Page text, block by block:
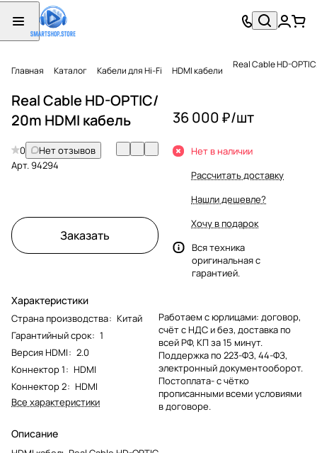
Главная Каталог Кабели для Hi-Fi HDMI кабели Real Cable HD-
Real Cable HD-OPTIC/
20m HDMI кабель
0
Нет отзывов
Арт.94294
Заказать
Характеристики
Страна производства: Китай
Гарантийный срок: 1
Версия HDMI: 2.0
Коннектор 1: HDMI
Коннектор 2: HDMI
Все характеристики
Описание
36 000 ₽/шт
Нет в наличии
Рассчитать доставку
Нашли дешевле?
Хочу в подарок
Вся техника
оригинальная с
гарантией.
Работаем с юрлицами: договор,
счёт с НДС и без, доставка по
всей РФ, КП за 15 минут.
Поддержка по 223-ФЗ, 44-ФЗ,
электронный документооборот.
Постоплата- с чётко
прописанными всеми условиями
в договоре.